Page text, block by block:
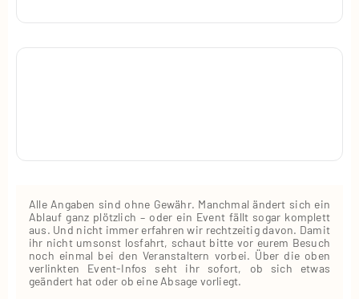
Alle Angaben sind ohne Gewähr. Manchmal ändert sich ein
Ablauf ganz plötzlich – oder ein Event fällt sogar komplett
aus. Und nicht immer erfahren wir rechtzeitig davon. Damit
ihr nicht umsonst losfahrt, schaut bitte vor eurem Besuch
noch einmal bei den Veranstaltern vorbei. Über die oben
verlinkten Event‑Infos seht ihr sofort, ob sich etwas
geändert hat oder ob eine Absage vorliegt.